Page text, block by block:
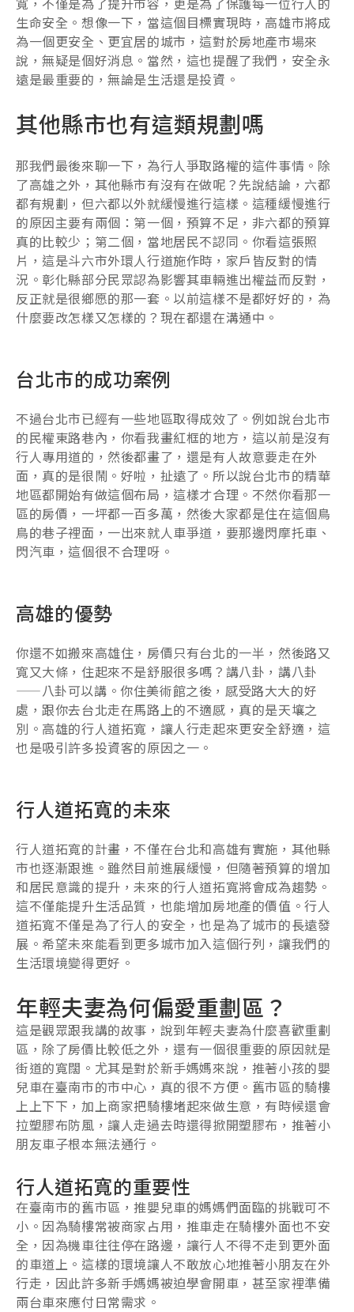
生命安全。想像一下，當這個目標實現時，高雄市將成
為一個更安全、更宜居的城市，這對於房地產市場來
說，無疑是個好消息。當然，這也提醒了我們，安全永
遠是最重要的，無論是生活還是投資。
其他縣市也有這類規劃嗎
那我們最後來聊一下，為行人爭取路權的這件事情。除
了高雄之外，其他縣市有沒有在做呢？先說結論，六都
都有規劃，但六都以外就緩慢進行這樣。這種緩慢進行
的原因主要有兩個：第一個，預算不足，非六都的預算
真的比較少；第二個，當地居民不認同。你看這張照
片，這是斗六市外環人行道施作時，家戶皆反對的情
況。彰化縣部分民眾認為影響其車輛進出權益而反對，
反正就是很鄉愿的那一套。以前這樣不是都好好的，為
什麼要改怎樣又怎樣的？現在都還在溝通中。
台北市的成功案例
不過台北市已經有一些地區取得成效了。例如說台北市
的民權東路巷內，你看我畫紅框的地方，這以前是沒有
行人專用道的，然後都畫了，還是有人故意要走在外
面，真的是很鬧。好啦，扯遠了。所以說台北市的精華
地區都開始有做這個布局，這樣才合理。不然你看那一
區的房價，一坪都一百多萬，然後大家都是住在這個鳥
鳥的巷子裡面，一出來就人車爭道，要那邊閃摩托車、
閃汽車，這個很不合理呀。
高雄的優勢
你還不如搬來高雄住，房價只有台北的一半，然後路又
寬又大條，住起來不是舒服很多嗎？講八卦，講八卦
——八卦可以講。你住美術館之後，感受路大大的好
處，跟你去台北走在馬路上的不適感，真的是天壤之
別。高雄的行人道拓寬，讓人行走起來更安全舒適，這
也是吸引許多投資客的原因之一。
行人道拓寬的未來
行人道拓寬的計畫，不僅在台北和高雄有實施，其他縣
市也逐漸跟進。雖然目前進展緩慢，但隨著預算的增加
和居民意識的提升，未來的行人道拓寬將會成為趨勢。
這不僅能提升生活品質，也能增加房地產的價值。行人
道拓寬不僅是為了行人的安全，也是為了城市的長遠發
展。希望未來能看到更多城市加入這個行列，讓我們的
生活環境變得更好。
年輕夫妻為何偏愛重劃區？
這是觀眾跟我講的故事，說到年輕夫妻為什麼喜歡重劃
區，除了房價比較低之外，還有一個很重要的原因就是
街道的寬闊。尤其是對於新手媽媽來說，推著小孩的嬰
兒車在臺南市的市中心，真的很不方便。舊市區的騎樓
上上下下，加上商家把騎樓堵起來做生意，有時候還會
拉塑膠布防風，讓人走過去時還得掀開塑膠布，推著小
朋友車子根本無法通行。
行人道拓寬的重要性
在臺南市的舊市區，推嬰兒車的媽媽們面臨的挑戰可不
小。因為騎樓常被商家占用，推車走在騎樓外面也不安
全，因為機車往往停在路邊，讓行人不得不走到更外面
的車道上。這樣的環境讓人不敢放心地推著小朋友在外
行走，因此許多新手媽媽被迫學會開車，甚至家裡準備
兩台車來應付日常需求。